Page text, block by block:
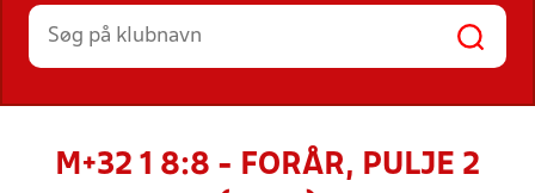
HOLD
M+32 1 8:8 - FORÅR, PULJE 2